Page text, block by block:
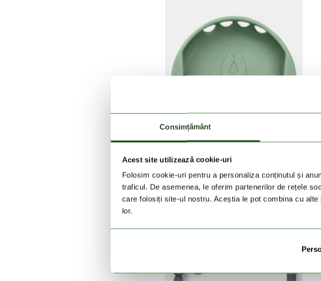
Consimțământ
Acest site utilizează cookie-uri
Folosim cookie-uri pentru a personaliza conținutul și
traficul. De asemenea, le oferim partenerilor de rețele
care folosiți site-ul nostru. Aceștia le pot combina cu
lor.
HYDRAPAK
Watergate
37 Lei